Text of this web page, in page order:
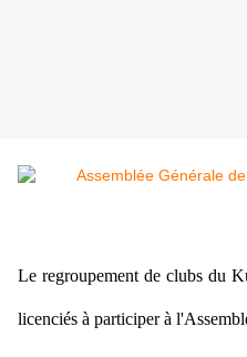
Leregroupement de clubs du
licenciés à participer à